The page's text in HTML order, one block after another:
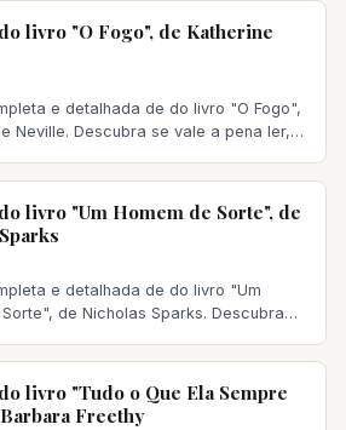
livro "O Fogo", de Katherine
e detalhada de do livro "O Fogo",
Neville. Descubra se vale a pena ler,
livro "Um Homem de Sorte", de
e detalhada de do livro "Um
de Nicholas Sparks. Descubra
livro "Tudo o Que Ela Sempre
Freethy